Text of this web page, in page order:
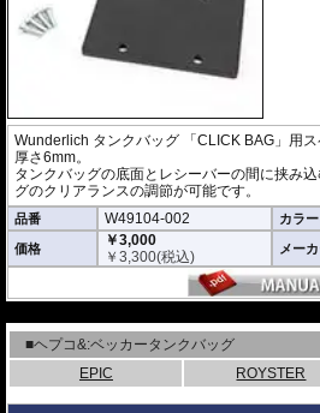
Wunderlich タンクバッグ 「CLICK BAG」用ス
厚さ6mm。
タンクバッグの底面とレシーバーの間に挟み
グのクリアランスの調節が可能です。
品番 W49104-002 カラー
価格
￥3,000
￥3,300(税込) メー
■ヘプコ&:ベッカータンクバッグ
EPIC
ROYSTER